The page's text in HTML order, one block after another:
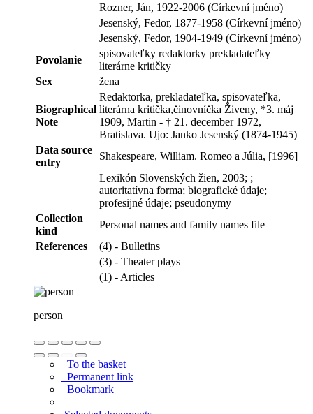
Rozner, Ján, 1922-2006 (Církevní jméno)
Jesenský, Fedor, 1877-1958 (Církevní jméno)
Jesenský, Fedor, 1904-1949 (Církevní jméno)
Povolanie
spisovateľky redaktorky prekladateľky
literárne kritičky
Sex
žena
Biographical
Note
Redaktorka, prekladateľka, spisovateľka,
literárna kritička,činovníčka Živeny, *3. máj
1909, Martin - † 21. december 1972,
Bratislava. Ujo: Janko Jesenský (1874-1945)
Data source
entry
Shakespeare, William. Romeo a Júlia, [1996]
Lexikón Slovenských žien, 2003; ;
autoritatívna forma; biografické údaje;
profesijné údaje; pseudonymy
Collection
kind
Personal names and family names file
References
(4) - Bulletins
(3) - Theater plays
(1) - Articles
person
To the basket
Permanent link
Bookmark